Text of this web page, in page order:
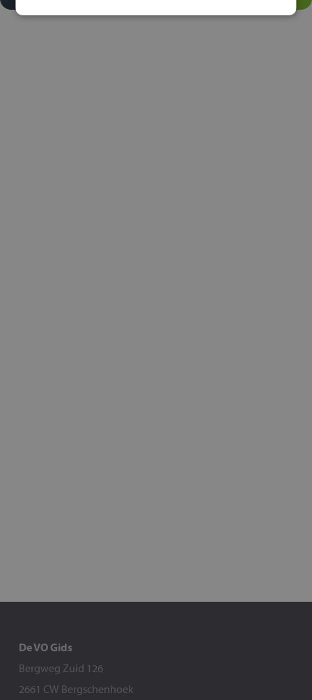
De VO Gids
Bergweg Zuid 126
2661 CW Bergschenhoek